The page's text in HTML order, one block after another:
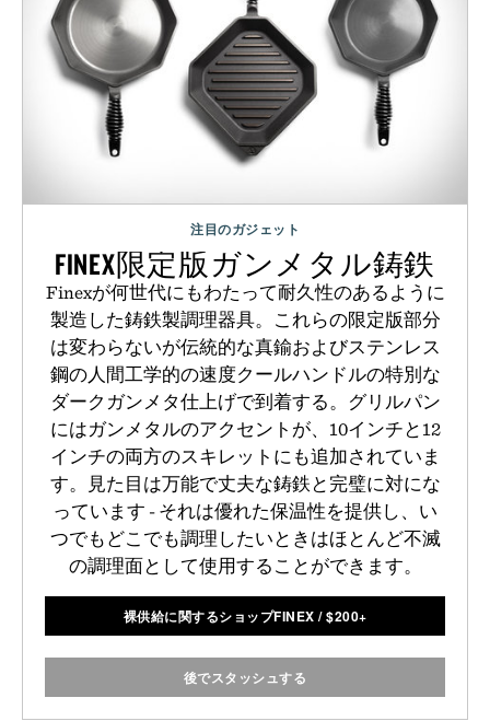
注目のガジェット
FINEX限定版ガンメタル鋳鉄
Finexが何世代にもわたって耐久性のあるように
製造した鋳鉄製調理器具。これらの限定版部分
は変わらないが伝統的な真鍮およびステンレス
鋼の人間工学的の速度クールハンドルの特別な
ダークガンメタ仕上げで到着する。グリルパン
にはガンメタルのアクセントが、10インチと12
インチの両方のスキレットにも追加されていま
す。見た目は万能で丈夫な鋳鉄と完璧に対にな
っています - それは優れた保温性を提供し、い
つでもどこでも調理したいときはほとんど不滅
の調理面として使用することができます。
裸供給に関するショップFINEX /$200+
後でスタッシュする